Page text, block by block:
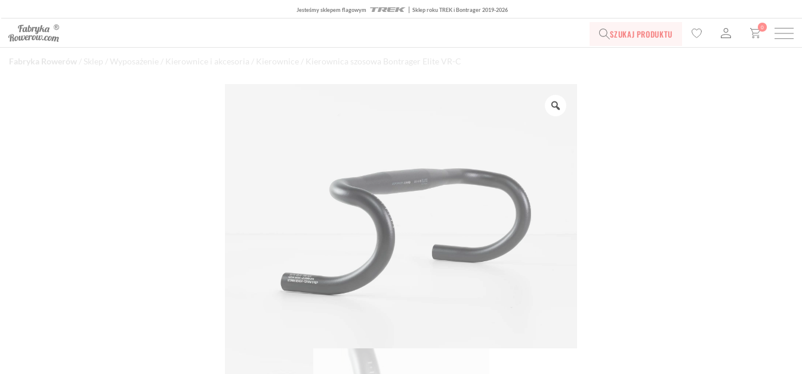
Jesteśmy sklepem flagowym Sklep roku TREK i Bontrager 2019-2026
SZUKAJ PRODUKTU
0
Fabryka Rowerów Sklep Wyposażenie Kierownice i akcesoria Kierownice / Kierownica szosowa Bontrager Elite VR-C